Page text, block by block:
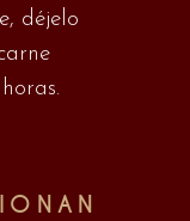
déjelo